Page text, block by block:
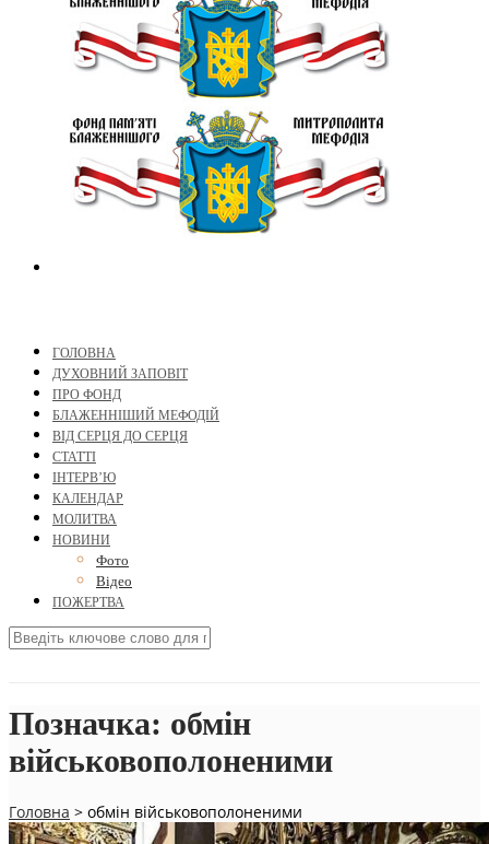
ГОЛОВНА
ДУХОВНИЙ ЗАПОВІТ
ПРО ФОНД
БЛАЖЕННІШИЙ МЕФОДІЙ
ВІД СЕРЦЯ ДО СЕРЦЯ
СТАТТІ
ІНТЕРВ’Ю
КАЛЕНДАР
МОЛИТВА
НОВИНИ
Фото
Відео
ПОЖЕРТВА
Позначка: обмін
військовополоненими
Головна > обмін військовополоненими